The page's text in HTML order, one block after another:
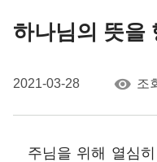
하나님의 뜻을
2021-03-28 조
주님을 위해 열심